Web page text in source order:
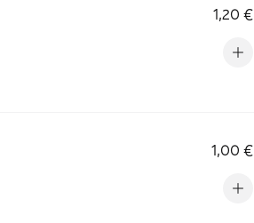
1,20 €
1,00 €